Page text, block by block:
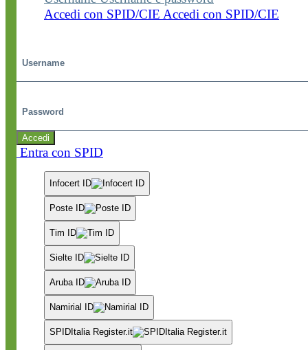
Accedi con SPID/CIE Accedi con SPID/CIE
Accedi
Entra con SPID
Infocert ID
Poste ID
Tim ID
Sielte ID
Aruba ID
Namirial ID
SPIDItalia Register.it